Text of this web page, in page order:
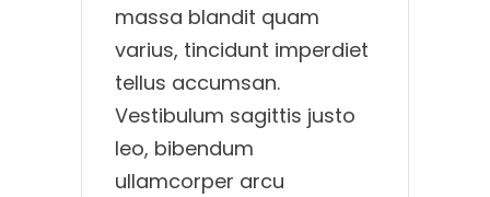
massa blandit quam
varius, tincidunt imperdiet
tellus accumsan.
Vestibulum sagittis justo
leo, bibendum
ullamcorper arcu